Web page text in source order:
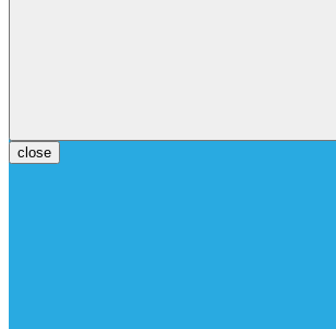
close